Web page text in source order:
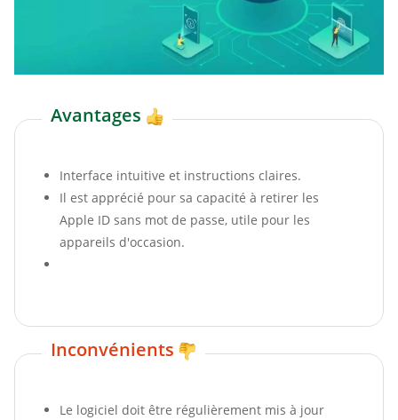
Avantages
Interface intuitive et instructions claires.
Il est apprécié pour sa capacité à retirer les
Apple ID sans mot de passe, utile pour les
appareils d'occasion.
Inconvénients
Le logiciel doit être régulièrement mis à jour